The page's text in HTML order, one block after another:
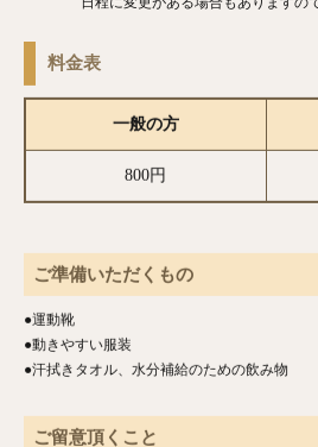
料金表
一般の方
800円
ご準備いただくもの
●運動靴
●動きやすい服装
●汗拭きタオル、水分補給のための飲み物
ご留意頂くこと